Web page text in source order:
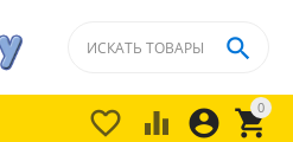
0


 
